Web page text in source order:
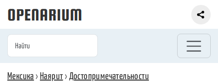
Мексика › Наярит› Достопримечательности